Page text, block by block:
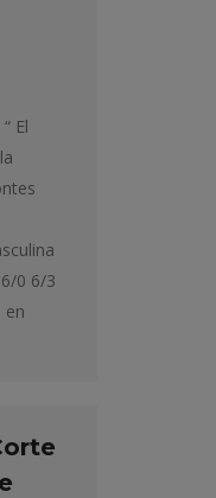
El
0 6/3
en